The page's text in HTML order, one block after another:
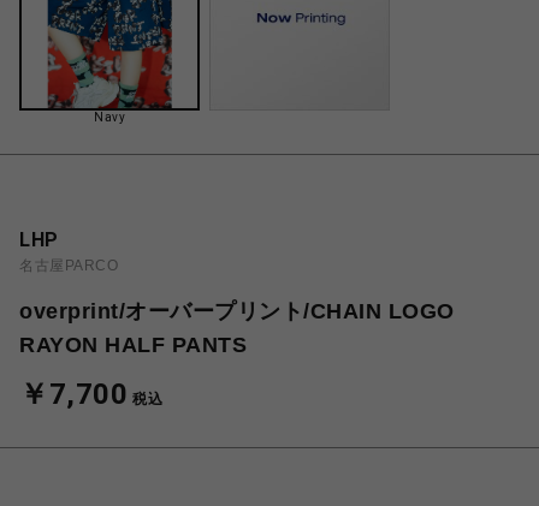
Navy
LHP
名古屋PARCO
overprint/オーバープリント/CHAIN LOGO
RAYON HALF PANTS
￥7,700 税込